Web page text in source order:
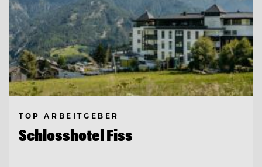
TOP ARBEITGEBER
Schlosshotel Fiss